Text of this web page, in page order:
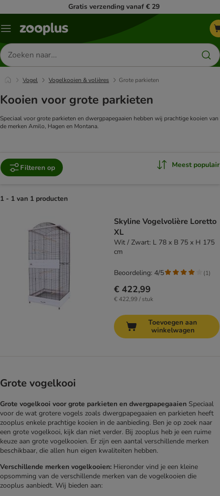
Gratis verzending vanaf € 29
Menu
Zoeken
naar
producten
Vogel Vogelkooien & volières Grote parkieten
Kooien voor grote parkieten
Speciaal voor grote parkieten en dwergpapegaaien hebben wij prachtige kooien van
de merken Amilo, Hagen en Montana.
Filteren op Meest populair
1 - 1 van 1 producten
Skyline Vogelvolière Loretto
XL
Wit / Zwart: L 78 x B 75 x H 175
cm
€ 422,99
€ 422,99 / stuk
Beoordeling: 4/5 (1)
Toevoegen aan
winkelwagen
Grote vogelkooi
Grote vogelkooi voor grote parkieten en dwergpapegaaien Speciaal
voor de wat grotere vogels zoals dwergpapegaaien en parkieten heeft
zooplus enkele prachtige kooien in de aanbieding. Ben je op zoek naar
een grote vogelkooi, kijk dan niet verder. Bij zooplus heb je een ruime
keuze aan grote vogelkooien. Er zijn een aantal verschillende merken
beschikbaar, die allen hun eigen kwaliteiten hebben.
Verschillende merken vogelkooien: Hieronder vind je een kleine
opsomming van de verschillende merken van de vogelkooien die
zooplus aanbiedt. Wij bieden aan: